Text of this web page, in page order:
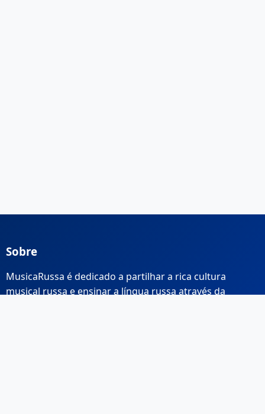
Sobre
MusicaRussa é dedicado a partilhar a rica cultura
musical russa e ensinar a língua russa através da